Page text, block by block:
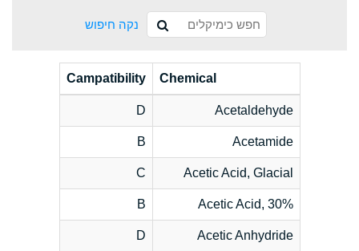
נקה חיפוש
Chemical
Campatibility
Acetaldehyde
D
Acetamide
B
Acetic Acid, Glacial
C
Acetic Acid, 30%
B
Acetic Anhydride
D